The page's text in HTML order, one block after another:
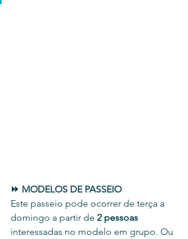
⏩ MODELOS DE PASSEIO
Este passeio pode ocorrer de terça a
domingo a partir de 2 pessoas
interessadas no modelo em grupo. Ou